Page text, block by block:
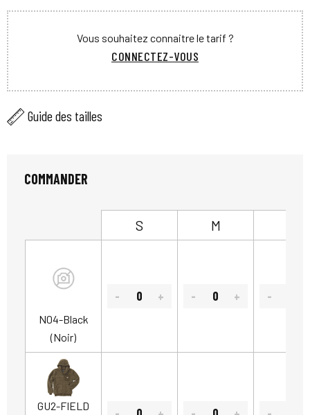
Vous souhaitez connaitre le tarif ?
CONNECTEZ-VOUS
Guide des tailles
COMMANDER
S M
N04-Black
(Noir)
GU2-FIELD